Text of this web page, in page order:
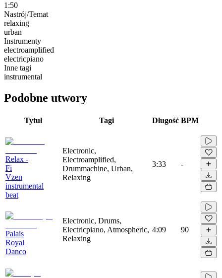
1:50
Nastrój/Temat
relaxing
urban
Instrumenty
electroamplified
electricpiano
Inne tagi
instrumental
Podobne utwory
Tytuł Tagi Długość BPM
Relax -
Fi
Vzen
instrumental
beat
Electronic,
Electroamplified,
Drummachine, Urban,
Relaxing
3:33 -
Palais
Royal
Danco
Electronic, Drums,
Electricpiano, Atmospheric,
Relaxing
4:09 90